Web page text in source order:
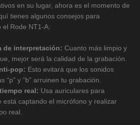
en su lugar, ahora es el momento de
tienes algunos consejos para
el Rode NT1-A:
de interpretación: Cuanto más limpio y
mejor será la calidad de la grabación.
pop: Esto evitará que los sonidos
“p” y “b” arruinen tu grabación.
real: Usa auriculares para
está captando el micrófono y realizar
real.